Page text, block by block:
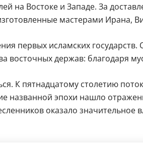
на Востоке и Западе. За
мастерами Ирана,
первых исламских
восточных держав: благодаря
К пятнадцатому столетию
названной эпохи нашло
оказало